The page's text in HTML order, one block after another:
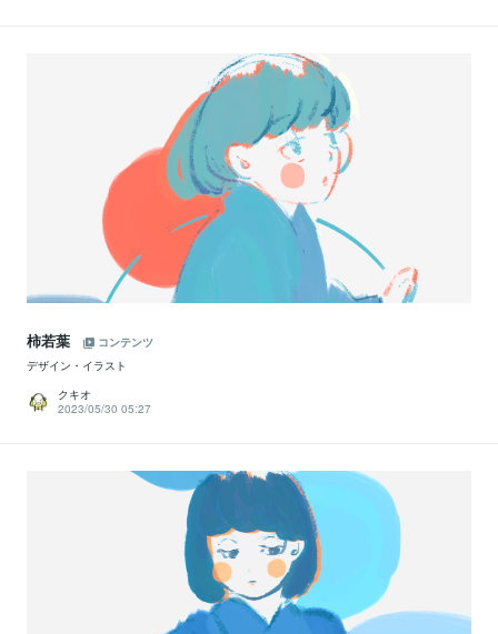
柿若葉
コンテンツ
デザイン・イラスト
クキオ
2023/05/30 05:27